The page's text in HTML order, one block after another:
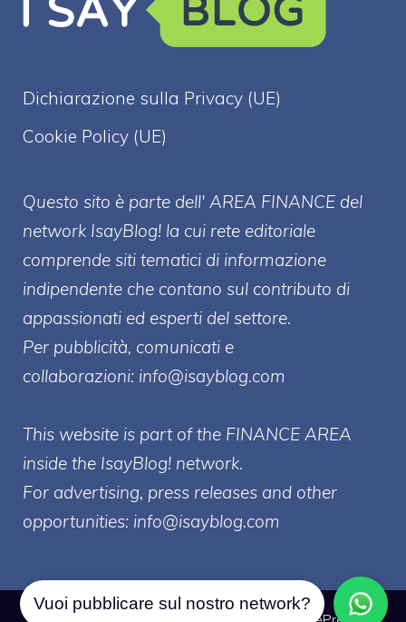
Dichiarazione sulla Privacy (UE)
Cookie Policy (UE)
Questo sito è parte dell' AREA FINANCE del
network IsayBlog! la cui rete editoriale
comprende siti tematici di informazione
indipendente che contano sul contributo di
appassionati ed esperti del settore.
Per pubblicità, comunicati e
collaborazioni: info@isayblog.com
This website is part of the FINANCE AREA
inside the IsayBlog! network.
For advertising, press releases and other
opportunities: info@isayblog.com
Vuoi pubblicare sul nostro network?